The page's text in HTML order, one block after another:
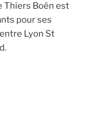
Thiers Boën est
pour ses
Lyon St